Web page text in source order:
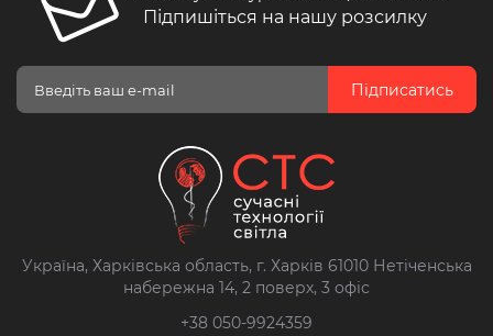
Підпишіться на нашу розсилку
Підписатись
Україна, Харківська область, г. Харків 61010 Нетіченська
набережна 14, 2 поверх, 3 офіс
+38 050-9924359